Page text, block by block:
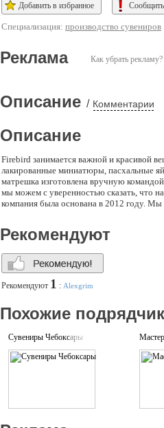
Добавить в избранное
Специализация: производство сувениров
Как убрать рекламу?
Реклама
Описание / Комментарии
Описание
Firebird занимается важной и красивой
лакированные миниатюры, пасхальные
матрешка изготовлена вручную
мы можем с уверенностью сказать, что
компания была основана в 2012 году.
Рекомендуют
Рекомендуют 1 : Alexgrim
Похожие
Сувениры Чебоксары